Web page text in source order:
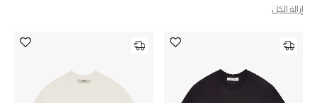
الرجال
الجمال
إزالة الكل